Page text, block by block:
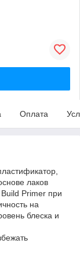
Оплата
лаков
Primer при
на
блеска и